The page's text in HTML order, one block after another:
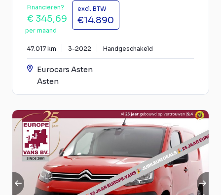
Financieren?
€ 345,69
per maand
excl. BTW
€14.890
47.017 km 3-2022 Handgeschakeld
Eurocars Asten
Asten